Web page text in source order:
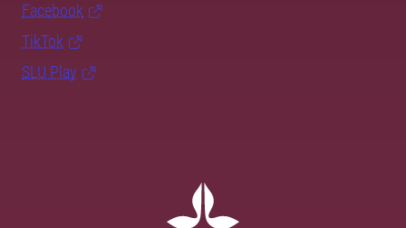
Facebook
TikTok
SLU Play